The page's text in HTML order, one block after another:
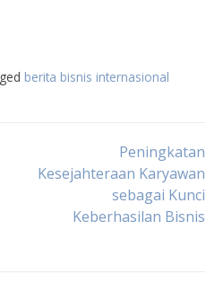
berita bisnis internasional
Peningkatan
Kesejahteraan Karyawan
sebagai Kunci
Keberhasilan Bisnis